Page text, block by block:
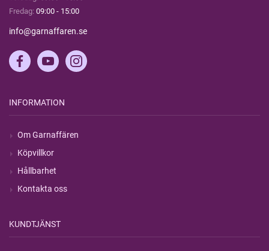
Fredag: 09:00 - 15:00
info@garnaffaren.se
INFORMATION
Om Garnaffären
Köpvillkor
Hållbarhet
Kontakta oss
KUNDTJÄNST